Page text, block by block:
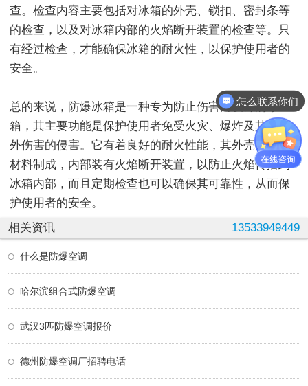
查。检查内容主要包括对冰箱的外壳、锁扣、密封条等
的检查，以及对冰箱内部的火焰断开装置的检查等。只
有经过检查，才能确保冰箱的耐火性，以保护使用者的
安全。
总的来说，防爆冰箱是一种专为防止伤害而设计的冰
箱，其主要功能是保护使用者免受火灾、爆炸及其它意
外伤害的侵害。它有着良好的耐火性能，其外壳由耐火
材料制成，内部装有火焰断开装置，以防止火焰传播到
冰箱内部，而且定期检查也可以确保其可靠性，从而保
护使用者的安全。
相关资讯
13533949449
什么是防爆空调
哈尔滨组合式防爆空调
武汉3匹防爆空调报价
德州防爆空调厂招聘电话
怎么联系你们